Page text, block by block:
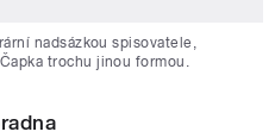
nadsázkou spisovatele,
trochu jinou formou.